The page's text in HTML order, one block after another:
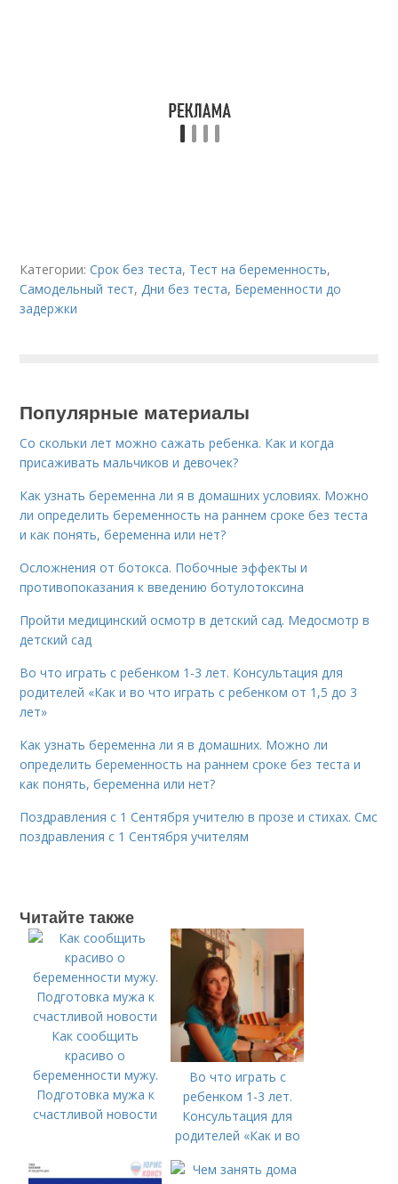
Категории:Срок без теста, Тест на беременность,
Самодельный тест,Дни без теста, Беременности до
задержки
Популярные материалы
Со скольки лет можно сажать ребенка. Как и когда
присаживать мальчиков и девочек?
Как узнать беременна ли я в домашних условиях. Можно
ли определить беременность на раннем сроке без теста
и как понять, беременна или нет?
Осложнения от ботокса. Побочные эффекты и
противопоказания к введению ботулотоксина
Пройти медицинский осмотр в детский сад. Медосмотр в
детский сад
Во что играть с ребенком 1-3 лет. Консультация для
родителей «Как и во что играть с ребенком от 1,5 до 3
лет»
Как узнать беременна ли я в домашних. Можно ли
определить беременность на раннем сроке без теста и
как понять, беременна или нет?
Поздравления с 1 Сентября учителю в прозе и стихах. Смс
поздравления с 1 Сентября учителям
Читайте также
Как сообщить
красиво о
беременности мужу.
Подготовка мужа к
счастливой новости
Во что играть с
ребенком 1-3 лет.
Консультация для
родителей «Как и во
ребенком от 1,5 до 3